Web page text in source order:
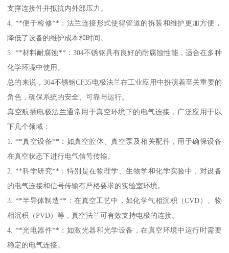
支撑连接件并抵抗内外部压力。
4. **便于检修**：法兰连接形式使得管道的拆装和维护更加方便，
降低了设备的维护成本和时间。
5. **材料耐腐蚀**：304不锈钢具有良好的耐腐蚀性能，适合在多种
化学环境中使用。
总的来说，304不锈钢CF35电极法兰在工业应用中扮演着至关重要的
角色，确保系统的安全、可靠与运行。
真空航插电极法兰通常用于真空环境下的电气连接，广泛应用于以
下几个领域：
1. **真空设备**：如真空腔体、真空泵及相关配件，用于确保设备
在真空状态下进行电气信号传输。
2. **科学研究**：特别是在物理学、生物学和化学实验中，对设备
的电气连接和信号传输有严格要求的实验室环境。
3. **半导体制造**：在真空工艺中，如化学气相沉积（CVD）、物
相沉积（PVD）等，真空法兰可有效支持电极的连接。
4. **光电器件**：如激光器和光学设备，在真空环境中运行时需要
稳定的电气连接。